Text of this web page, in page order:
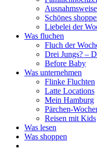
Schönes
Liebelei der
Was fluchen
Fluch der
Drei Jungs? –
Before Baby
Was unternehmen
Flinke Fluchten
Latte Locations
Mein Hamburg
Pärchen-
Reisen mit Kids
Was lesen
Was shoppen